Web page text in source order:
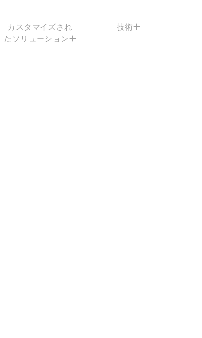
カスタマイズされ
たソリューション
技術